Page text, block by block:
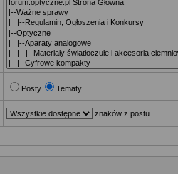
Posty Tematy
znaków z postu